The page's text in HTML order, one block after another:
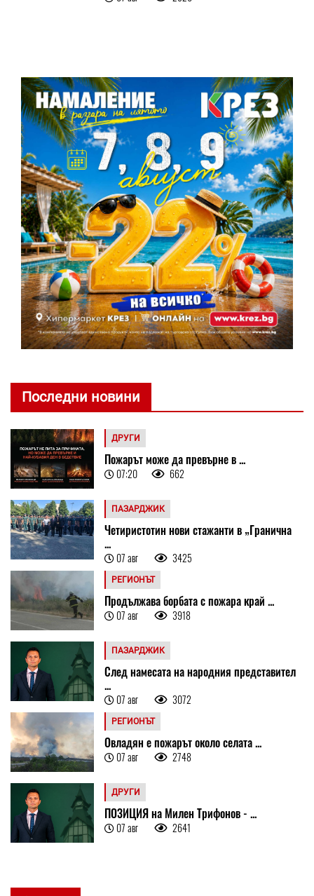
Последни новини
ДРУГИ
Пожарът може да превърне в ...
07:20 662
ПАЗАРДЖИК
Четиристотин нови стажанти в „Гранична
...
07 авг 3425
РЕГИОНЪТ
Продължава борбата с пожара край ...
07 авг 3918
ПАЗАРДЖИК
След намесата на народния представител
...
07 авг 3072
РЕГИОНЪТ
Овладян е пожарът около селата ...
07 авг 2748
ДРУГИ
ПОЗИЦИЯ на Милен Трифонов - ...
07 авг 2641